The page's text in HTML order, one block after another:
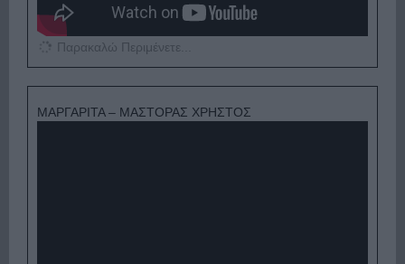
Παρακαλώ Περιμένετε...
ΜΑΡΓΑΡΙΤΑ – ΜΑΣΤΟΡΑΣ ΧΡΗΣΤΟΣ